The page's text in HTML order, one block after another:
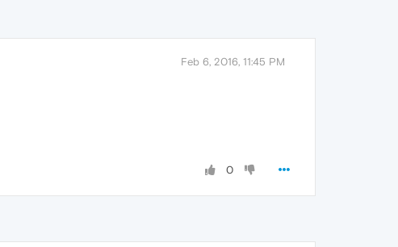
Feb 6, 2016, 11:45 PM
0